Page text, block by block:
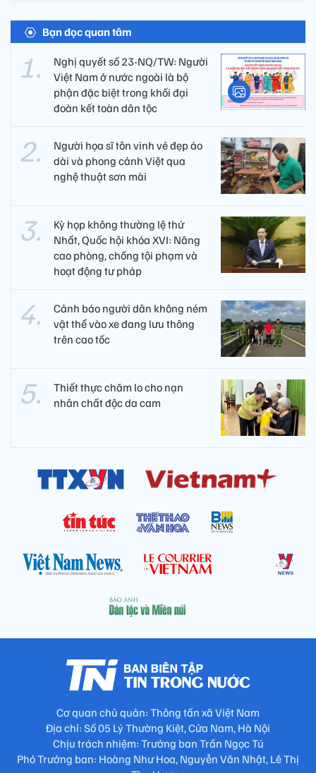
Bạn đọc quan tâm
Nghị quyết số 23-NQ/TW: Người
Việt Nam ở nước ngoài là bộ
phận đặc biệt trong khối đại
đoàn kết toàn dân tộc
Người họa sĩ tôn vinh vẻ đẹp áo
dài và phong cảnh Việt qua
nghệ thuật sơn mài
Kỳ họp không thường lệ thứ
Nhất, Quốc hội khóa XVI: Nâng
cao phòng, chống tội phạm và
hoạt động tư pháp
Cảnh báo người dân không ném
vật thể vào xe đang lưu thông
trên cao tốc
Thiết thực chăm lo cho nạn
nhân chất độc da cam
Cơ quan chủ quản: Thông tấn xã Việt Nam
Địa chỉ: Số 05 Lý Thường Kiệt, Cửa Nam, Hà Nội